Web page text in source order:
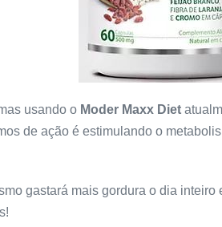
usando o Moder Maxx Diet
de ação é estimulando o
gastará mais gordura o dia